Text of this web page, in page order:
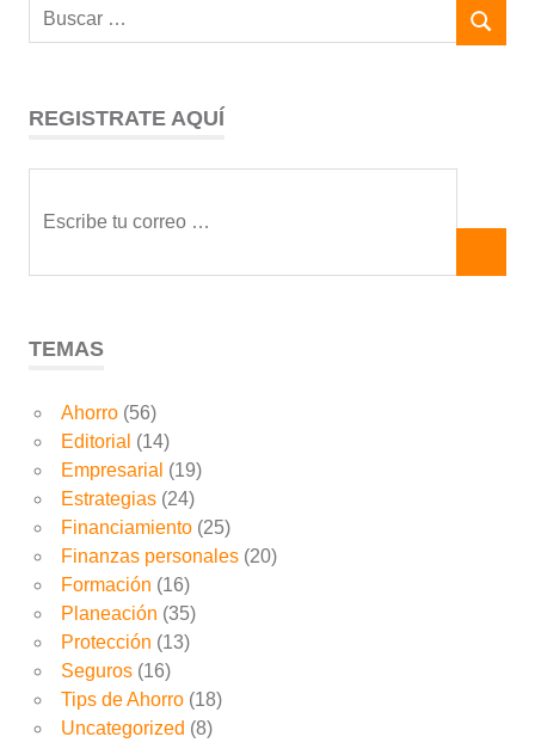
REGISTRATE AQUÍ
TEMAS
Ahorro(56)
Editorial (14)
Empresarial (19)
Estrategias(24)
Financiamiento(25)
Finanzas personales(20)
Formación (16)
Planeación (35)
Protección (13)
Seguros(16)
Tips de Ahorro(18)
Uncategorized (8)